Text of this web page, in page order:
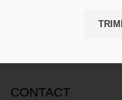
CONTACT